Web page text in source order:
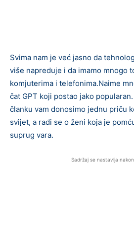
Svima nam je već jasno da
više napreduje i da imamo mnogo
komjuterima i telefonima.Naime
čat GPT koji postao jako
članku vam donosimo jednu priču
svijet, a radi se o ženi koja je
suprug vara.
Sadržaj se nastavlja